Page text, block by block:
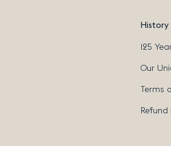
History
125
Our
Terms
Refund